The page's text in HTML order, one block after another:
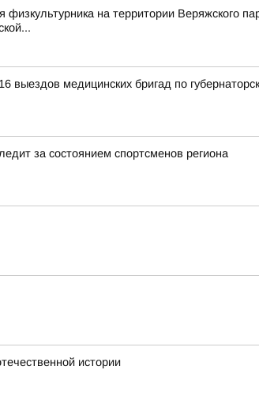
на территории Веряжского
медицинских бригад по
за состоянием спортсменов региона
истории